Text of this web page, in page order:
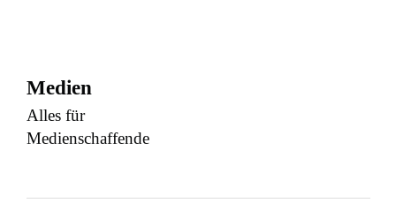
Medien
Alles für
Medienschaffende